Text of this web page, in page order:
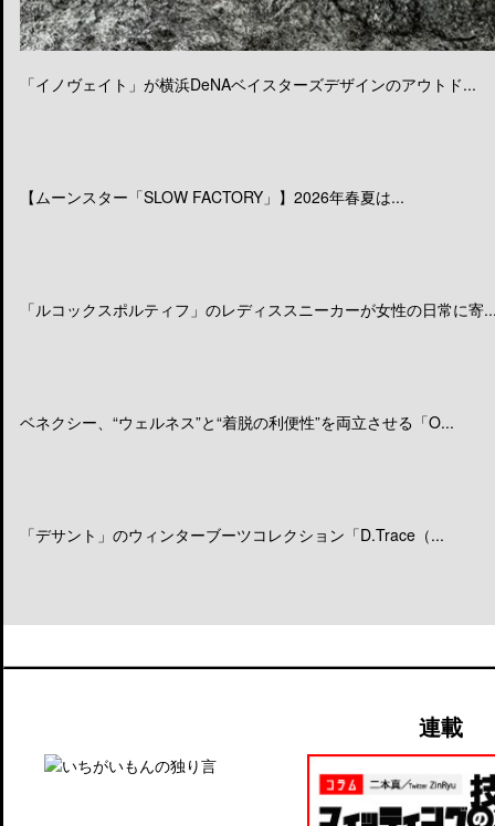
「イノヴェイト」が横浜DeNAベイスターズデザインのアウトド...
【ムーンスター「SLOW FACTORY」】2026年春夏は...
「ルコックスポルティフ」のレディススニーカーが女性の日常に寄
ベネクシー、“ウェルネス”と“着脱の利便性”を両立させる「O...
「デサント」のウィンターブーツコレクション「D.Trace（...
連載